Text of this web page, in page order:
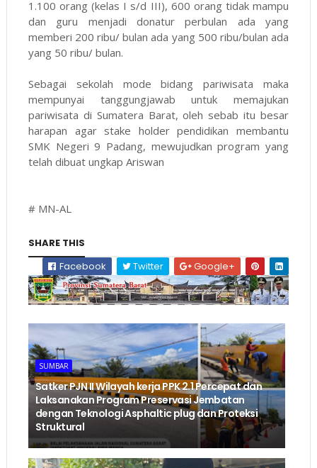
1.100 orang (kelas I s/d III), 600 orang tidak mampu
dan guru menjadi donatur perbulan ada yang
memberi 200 ribu/ bulan ada yang 500 ribu/bulan ada
yang 50 ribu/ bulan.
Sebagai sekolah mode bidang pariwisata maka
mempunyai tanggungjawab untuk memajukan
pariwisata di Sumatera Barat, oleh sebab itu besar
harapan agar stake holder pendidikan membantu
SMK Negeri 9 Padang, mewujudkan program yang
telah dibuat ungkap Ariswan
# MN-AL
SHARE THIS
Facebook
Twitter Google+
SUMBAR
‎Satker PJN II Wilayah kerja PPK 2.1 Percepat dan
Laksanakan Program Preservasi Jembatan
dengan Teknologi Asphaltic plug dan Proteksi
Struktural ‎